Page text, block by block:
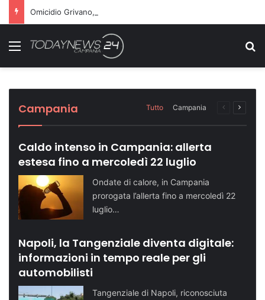
Menu
Avellino
Cronaca NA
Cronaca NA
Attualità NA
Attualità BN
Campania Tutto Campania
Pagina
Caldo intenso in Campania: allerta
estesa fino a mercoledì 22 luglio
Ondate di calore, in Campania
prorogata l’allerta fino a mercoledì 22
luglio…
Napoli, la Tangenziale diventa digitale:
informazioni in tempo reale per gli
automobilisti
Tangenziale di Napoli, riconosciuta